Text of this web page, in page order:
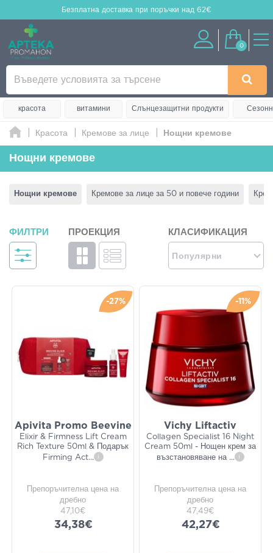
Безплатна доставка при поръчки над 62€
0
красота витамини Слънцезащитни продукти
Красота Кремове за лице Нощни кремове
Нощни кремове
Нощни кремове Кремове за лице за 50 и повече години
ФИЛТРИ ПРОЕКЦИЯ КЛАСИФИКАЦИЯ
Популярни
-27%
Apivita Promo Beevine
Elixir & Firmness Lift Cream
Rich Texture 50ml & Подарък
Firming Act... i
Препоръчителна цена на
дребно
47,10€
34,38€
-11%
Vichy Liftactiv
Collagen Specialist 16 Night
Cream 50ml - Нощен крем за
възстановяване на ... i
Препоръчителна цена на
дребно
47,49€
42,27€